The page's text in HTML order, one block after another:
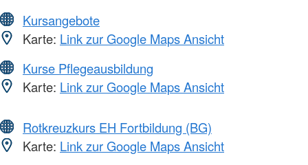
Kursangebote
Karte: Link zur Google Maps Ansicht
Kurse Pflegeausbildung
Karte: Link zur Google Maps Ansicht
Rotkreuzkurs EH Fortbildung (BG)
Karte: Link zur Google Maps Ansicht